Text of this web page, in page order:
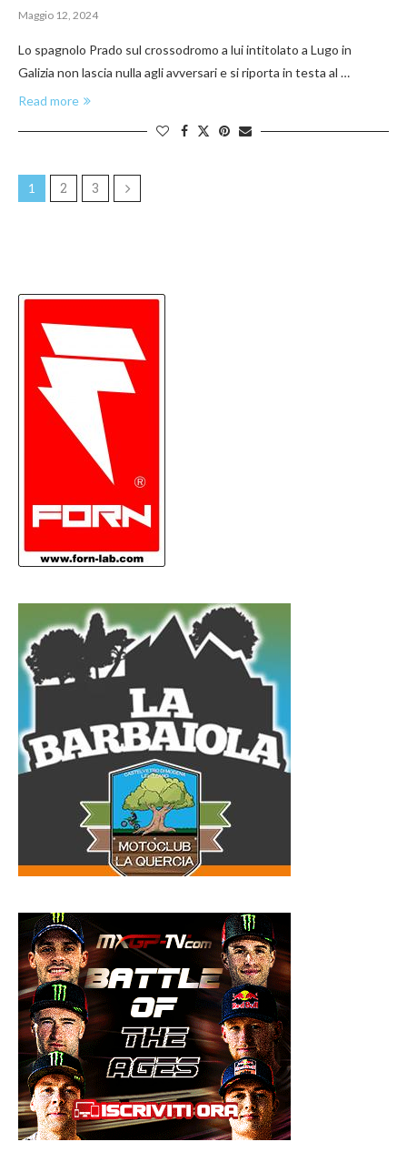
Maggio 12, 2024
Lo spagnolo Prado sul crossodromo a lui intitolato a Lugo in
Galizia non lascia nulla agli avversari e si riporta in testa al …
Read more
1 2 3